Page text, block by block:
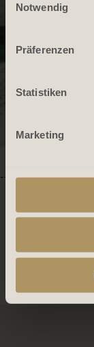
Notwendig
Präferenzen
Statistiken
Marketing
-->
404